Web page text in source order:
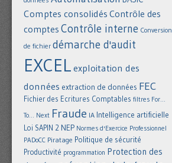
Comptes consolidés Contrôle des
comptes Contrôle interne Conversion
de fichier démarche d'audit
EXCEL exploitation des
données extraction de données FEC
Fichier des Ecritures Comptables filtres For...
To... Next Fraude IA Intelligence artificielle
Loi SAPIN 2 NEP Normes d'Exercice Professionnel
PADoCC Piratage Politique de sécurité
Productivité programmation Protection des